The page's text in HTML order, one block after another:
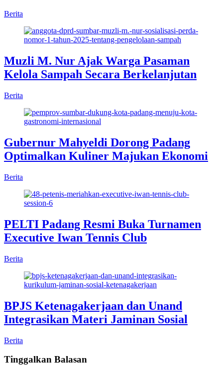
Berita
Muzli M. Nur Ajak Warga Pasaman
Kelola Sampah Secara Berkelanjutan
Berita
Gubernur Mahyeldi Dorong Padang
Optimalkan Kuliner Majukan Ekonomi
Berita
PELTI Padang Resmi Buka Turnamen
Executive Iwan Tennis Club
Berita
BPJS Ketenagakerjaan dan Unand
Integrasikan Materi Jaminan Sosial
Berita
Tinggalkan Balasan